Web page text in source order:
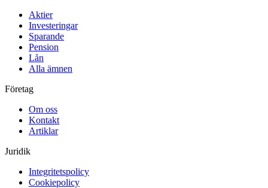
Aktier
Investeringar
Sparande
Pension
Lån
Alla ämnen
Företag
Om oss
Kontakt
Artiklar
Juridik
Integritetspolicy
Cookiepolicy